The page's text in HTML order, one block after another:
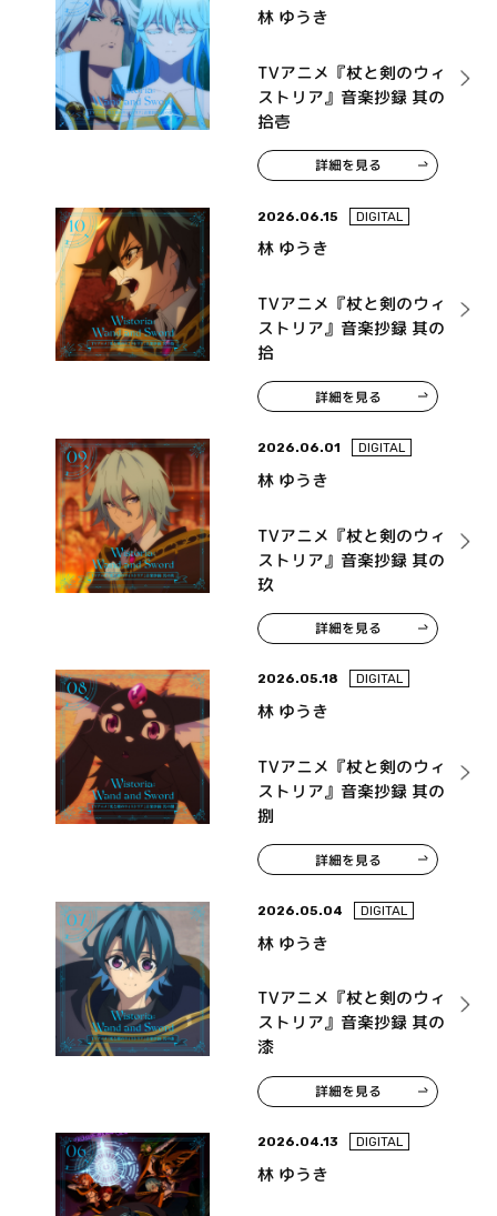
林 ゆうき
TVアニメ『杖と剣のウィ
ストリア』音楽抄録 其の
拾壱
詳細を見る
2026.06.15 DIGITAL
林 ゆうき
TVアニメ『杖と剣のウィ
ストリア』音楽抄録 其の
拾
詳細を見る
2026.06.01 DIGITAL
林 ゆうき
TVアニメ『杖と剣のウィ
ストリア』音楽抄録 其の
玖
詳細を見る
2026.05.18 DIGITAL
林 ゆうき
TVアニメ『杖と剣のウィ
ストリア』音楽抄録 其の
捌
詳細を見る
2026.05.04 DIGITAL
林 ゆうき
TVアニメ『杖と剣のウィ
ストリア』音楽抄録 其の
漆
詳細を見る
2026.04.13 DIGITAL
林 ゆうき